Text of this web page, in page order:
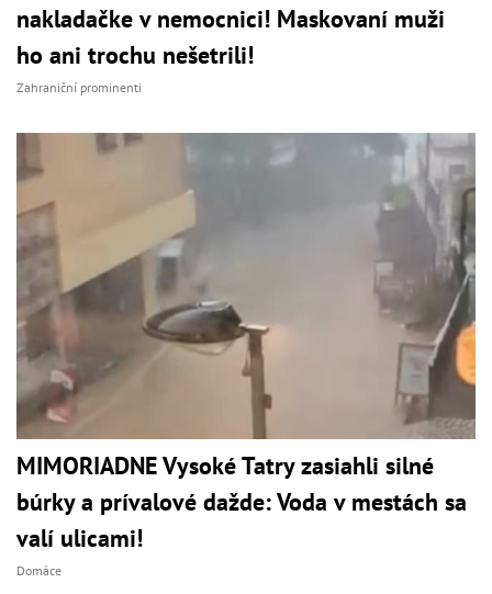
nakladačke v nemocnici! Maskovaní muži
ho ani trochu nešetrili!
Zahraniční prominenti
MIMORIADNE Vysoké Tatry zasiahli silné
búrky a prívalové dažde: Voda v mestách sa
valí ulicami!
Domáce